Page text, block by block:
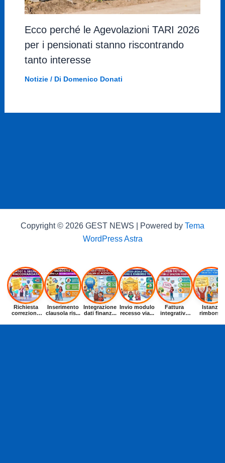
Ecco perché le Agevolazioni TARI 2026
per i pensionati stanno riscontrando
tanto interesse
Notizie/ Di Domenico Donati
Copyright © 2026 GEST NEWS | Powered by Tema
WordPress Astra
Richiesta
correzione
Inserimento
clausola ris...
Integrazione
dati finanz...
Invio modulo
recesso via...
Fattura
integrativa
Istanza
rimborso